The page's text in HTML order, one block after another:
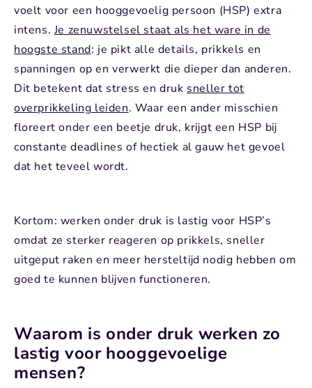
voelt voor een hooggevoelig persoon (HSP) extra
intens.Je zenuwstelsel staat als het ware in de
hoogste stand: je pikt alle details, prikkels en
spanningen op en verwerkt die dieper dan anderen.
Dit betekent dat stress en druk sneller tot
overprikkeling leiden. Waar een ander misschien
floreert onder een beetje druk, krijgt een HSP bij
constante deadlines of hectiek al gauw het gevoel
dat het teveel wordt.
Kortom: werken onder druk is lastig voor HSP’s
omdat ze sterker reageren op prikkels, sneller
uitgeput raken en meer hersteltijd nodig hebben om
goed te kunnen blijven functioneren.
Waarom is onder druk werken zo
lastig voor hooggevoelige
mensen?